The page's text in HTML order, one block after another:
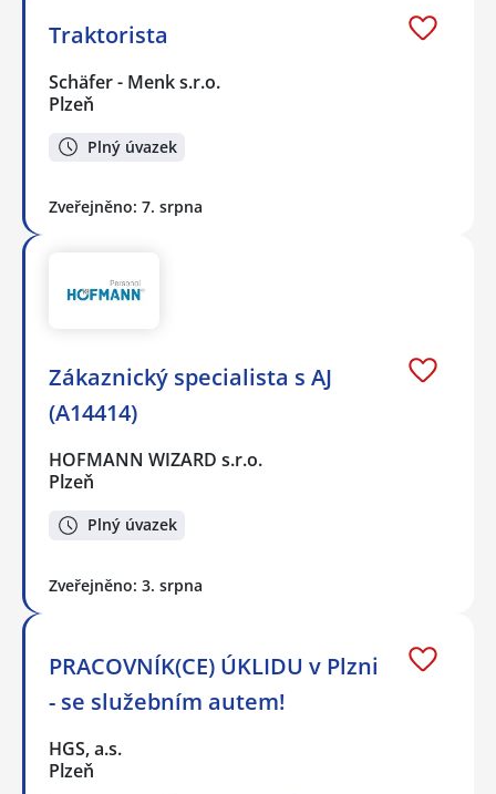
Traktorista
Schäfer - Menk s.r.o.
Plzeň
Plný úvazek
Zveřejněno: 7. srpna
Zákaznický specialista s AJ
(A14414)
HOFMANN WIZARD s.r.o.
Plzeň
Plný úvazek
Zveřejněno: 3. srpna
PRACOVNÍK(CE) ÚKLIDU v Plzni
- se služebním autem!
HGS, a.s.
Plzeň